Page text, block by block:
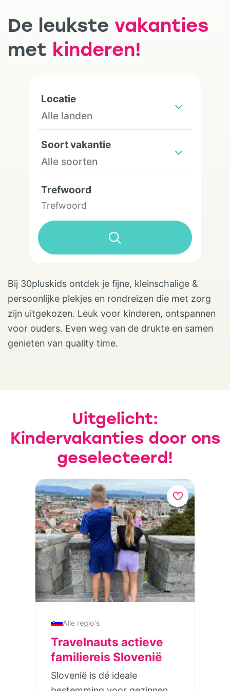
De leukste vakanties
met kinderen!
Bij 30pluskids ontdek je fijne, kleinschalige &
persoonlijke plekjes en rondreizen die met zorg
zijn uitgekozen. Leuk voor kinderen, ontspannen
voor ouders. Even weg van de drukte en samen
genieten van quality time.
Locatie
Soort vakantie
Trefwoord
Uitgelicht:
Kindervakanties door ons
geselecteerd!
Alle regio's
Travelnauts actieve
familiereis Slovenië
Slovenië is dé ideale